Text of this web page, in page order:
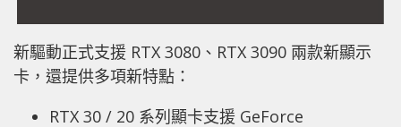
新驅動正式支援 RTX 3080、RTX 3090 兩款新顯示
卡，還提供多項新特點：
RTX 30 / 20 系列顯卡支援 GeForce